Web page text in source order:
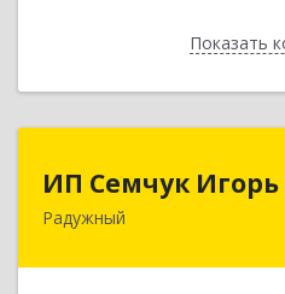
Показать
ИП Семчук
Радужный628464, ХМАО-